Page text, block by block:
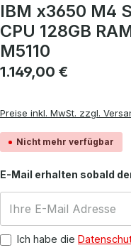
IBM x3650 M4
CPU 128GB
M5110
Regulärer Preis:
1.149,00 €
Preise inkl. MwSt. zzgl.
Nicht mehr verfügbar
E-Mail erhalten sobald
Ich habe die